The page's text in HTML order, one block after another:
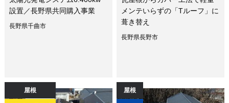
設置／長野県共同購入事業
長野県千曲市
メンテいらずの「Tルーフ」に
葺き替え
長野県長野市
屋根 屋根